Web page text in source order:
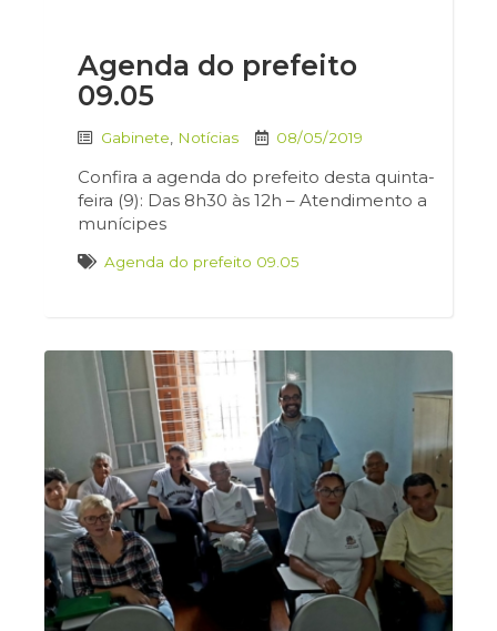
Agenda do prefeito
09.05
Gabinete Notícias 08/05/2019
Confira a agenda do prefeito desta quinta-
feira (9): Das 8h30 às 12h – Atendimento a
munícipes
Agenda do prefeito 09.05